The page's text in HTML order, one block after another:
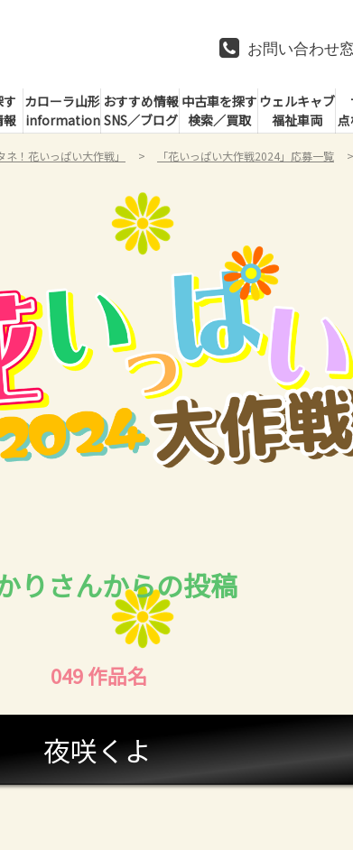
お問い合わせ
報
カローラ山形
information
おすすめ情報
SNS／ブログ
中古車を探す
検索／買取
ウェルキャブ
福祉車両
！花いっぱい大作戦」 「花いっぱい大作戦2024」応募一覧
049 作品名
夜咲くよ
りさんからの投稿